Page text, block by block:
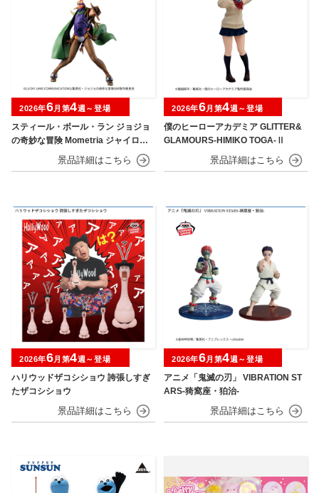
スティール・ボール・ラン ジョジョ
の奇妙な冒険 Mometria ジャイロ・
2026年6月第4週～登場
僕のヒーローアカデミア GLITTER&
GLAMOURS-HIMIKO TOGA-Ⅱ
2026年6月第4週～登場
ハリウッドザコシショウ 誇張しすぎ
たザコシショウ
2026年6月第4週～登場
アニメ「鬼滅の刃」 VIBRATION ST
ARS-猗窩座・狛治-
2026年6月第4週～登場